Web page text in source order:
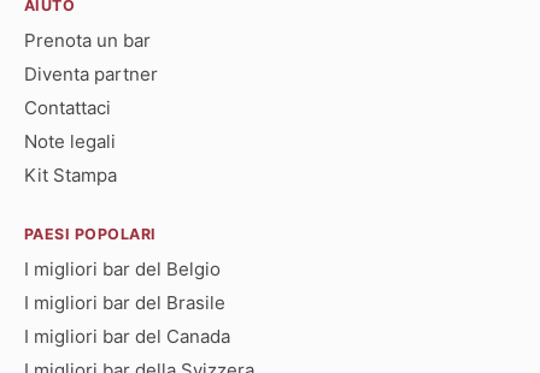
AIUTO
Prenota un bar
Diventa partner
Contattaci
Note legali
Kit Stampa
PAESI POPOLARI
I migliori bar del Belgio
I migliori bar del Brasile
I migliori bar del Canada